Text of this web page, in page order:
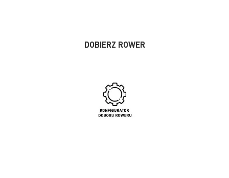
DOBIERZ ROWER